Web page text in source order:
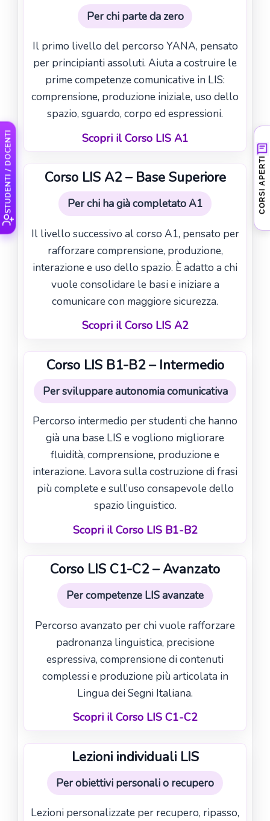
Per chi parte da zero
Il primo livello del percorso YANA, pensato
per principianti assoluti. Aiuta a costruire le
prime competenze comunicative in LIS:
comprensione, produzione iniziale, uso dello
spazio, sguardo, corpo ed espressioni.
Scopri il Corso LIS A1
Corso LIS A2 – Base Superiore
Per chi ha già completato A1
Il livello successivo al corso A1, pensato per
rafforzare comprensione, produzione,
interazione e uso dello spazio. È adatto a chi
vuole consolidare le basi e iniziare a
comunicare con maggiore sicurezza.
Scopri il Corso LIS A2
Corso LIS B1-B2 – Intermedio
Per sviluppare autonomia comunicativa
Percorso intermedio per studenti che hanno
già una base LIS e vogliono migliorare
fluidità, comprensione, produzione e
interazione. Lavora sulla costruzione di frasi
più complete e sull’uso consapevole dello
spazio linguistico.
Scopri il Corso LIS B1-B2
Corso LIS C1-C2 – Avanzato
Per competenze LIS avanzate
Percorso avanzato per chi vuole rafforzare
padronanza linguistica, precisione
espressiva, comprensione di contenuti
complessi e produzione più articolata in
Lingua dei Segni Italiana.
Scopri il Corso LIS C1-C2
Lezioni individuali LIS
Per obiettivi personali o recupero
Lezioni personalizzate per recupero, ripasso,
Nessun corso aperto al
momento
Stiamo preparando le prossime attività
LIS. Puoi contattarci per ricevere
Chiedi informazioni›
CORSI APERTI
STUDENTI / DOCENTI